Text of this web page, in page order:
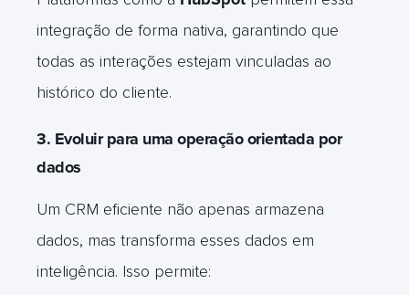
integração de forma nativa, garantindo que
todas as interações estejam vinculadas ao
histórico do cliente.
3. Evoluir para uma operação orientada por
dados
Um CRM eficiente não apenas armazena
dados, mas transforma esses dados em
inteligência. Isso permite: